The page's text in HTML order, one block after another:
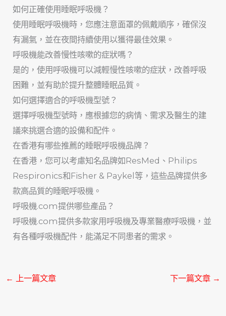
如何正確使用睡眠呼吸機？
使用睡眠呼吸機時，您應注意面罩的佩戴順序，確保沒
有漏氣，並在夜間持續使用以獲得最佳效果。
呼吸機能改善慢性咳嗽的症狀嗎？
是的，使用呼吸機可以減輕慢性咳嗽的症狀，改善呼吸
困難，並有助於提升整體睡眠品質。
如何選擇適合的呼吸機型號？
選擇呼吸機型號時，應根據您的病情、需求及醫生的建
議來挑選合適的設備和配件。
在香港有哪些推薦的睡眠呼吸機品牌？
在香港，您可以考慮知名品牌如ResMed、Philips
Respironics和Fisher & Paykel等，這些品牌提供多
款高品質的睡眠呼吸機。
呼吸機.com提供哪些產品？
呼吸機.com提供多款家用呼吸機及專業醫療呼吸機，並
有各種呼吸機配件，能滿足不同患者的需求。
← 上一篇文章 下一篇文章 →